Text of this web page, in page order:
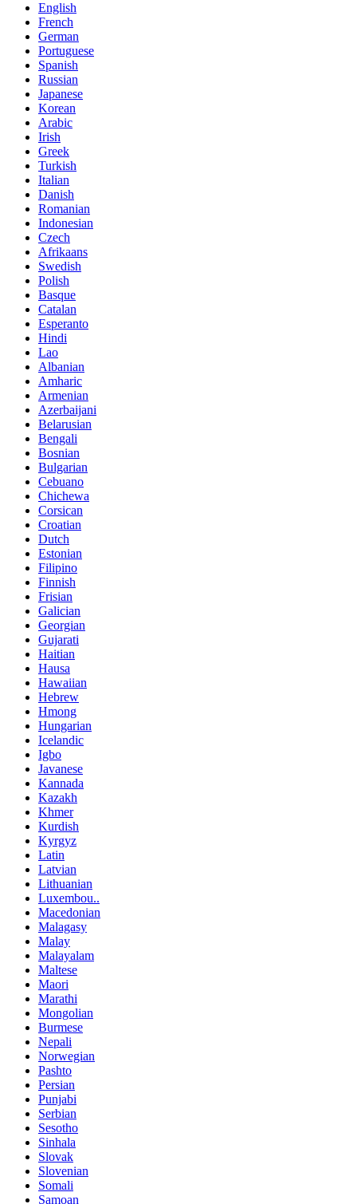
English
French
German
Portuguese
Spanish
Russian
Japanese
Korean
Arabic
Irish
Greek
Turkish
Italian
Danish
Romanian
Indonesian
Czech
Afrikaans
Swedish
Polish
Basque
Catalan
Esperanto
Hindi
Lao
Albanian
Amharic
Armenian
Azerbaijani
Belarusian
Bengali
Bosnian
Bulgarian
Cebuano
Chichewa
Corsican
Croatian
Dutch
Estonian
Filipino
Finnish
Frisian
Galician
Georgian
Gujarati
Haitian
Hausa
Hawaiian
Hebrew
Hmong
Hungarian
Icelandic
Igbo
Javanese
Kannada
Kazakh
Khmer
Kurdish
Kyrgyz
Latin
Latvian
Lithuanian
Luxembou..
Macedonian
Malagasy
Malay
Malayalam
Maltese
Maori
Marathi
Mongolian
Burmese
Nepali
Norwegian
Pashto
Persian
Punjabi
Serbian
Sesotho
Sinhala
Slovak
Slovenian
Somali
Samoan